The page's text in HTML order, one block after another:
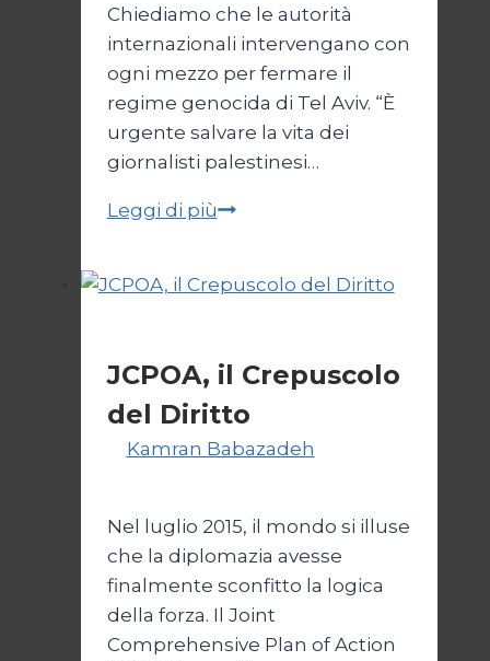
Chiediamo che le autorità
internazionali intervengano con
ogni mezzo per fermare il
regime genocida di Tel Aviv. “È
urgente salvare la vita dei
giornalisti palestinesi…
Leggi di piùGiornalisti,
da
JCPOA, il Crepuscolo
del Diritto
Kamran Babazadeh
Nel luglio 2015, il mondo si illuse
che la diplomazia avesse
finalmente sconfitto la logica
della forza. Il Joint
Comprehensive Plan of Action